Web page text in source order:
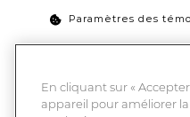
Paramètres des
En cliquant sur «
appareil pour améliorer